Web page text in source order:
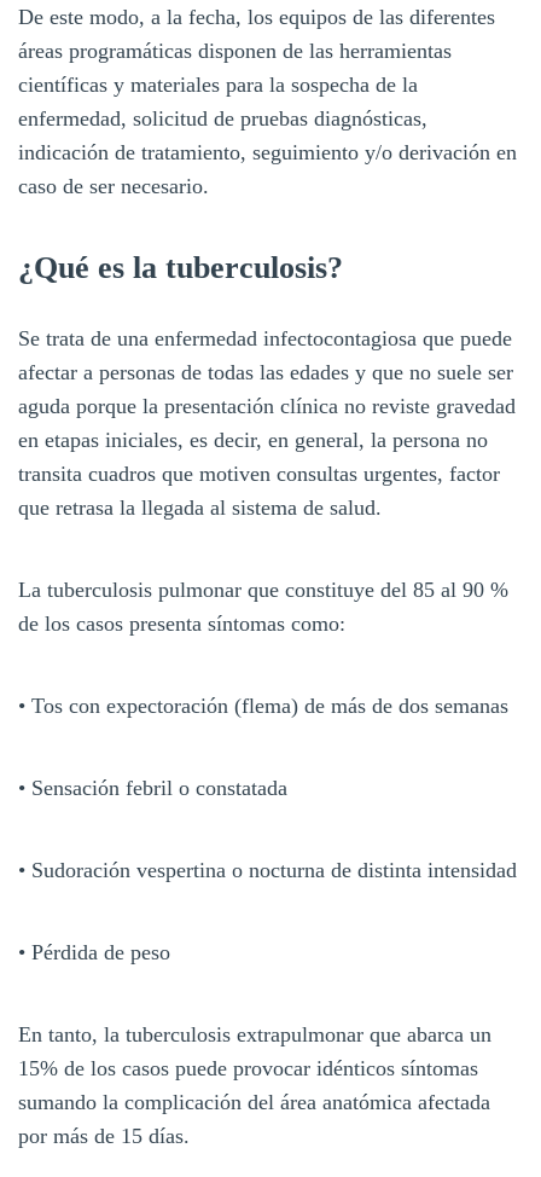
De este modo, a la fecha, los equipos de las diferentes
áreas programáticas disponen de las herramientas
científicas y materiales para la sospecha de la
enfermedad, solicitud de pruebas diagnósticas,
indicación de tratamiento, seguimiento y/o derivación en
caso de ser necesario.
¿Qué es la tuberculosis?
Se trata de una enfermedad infectocontagiosa que puede
afectar a personas de todas las edades y que no suele ser
aguda porque la presentación clínica no reviste gravedad
en etapas iniciales, es decir, en general, la persona no
transita cuadros que motiven consultas urgentes, factor
que retrasa la llegada al sistema de salud.
La tuberculosis pulmonar que constituye del 85 al 90 %
de los casos presenta síntomas como:
• Tos con expectoración (flema) de más de dos semanas
• Sensación febril o constatada
• Sudoración vespertina o nocturna de distinta intensidad
• Pérdida de peso
En tanto, la tuberculosis extrapulmonar que abarca un
15% de los casos puede provocar idénticos síntomas
sumando la complicación del área anatómica afectada
por más de 15 días.